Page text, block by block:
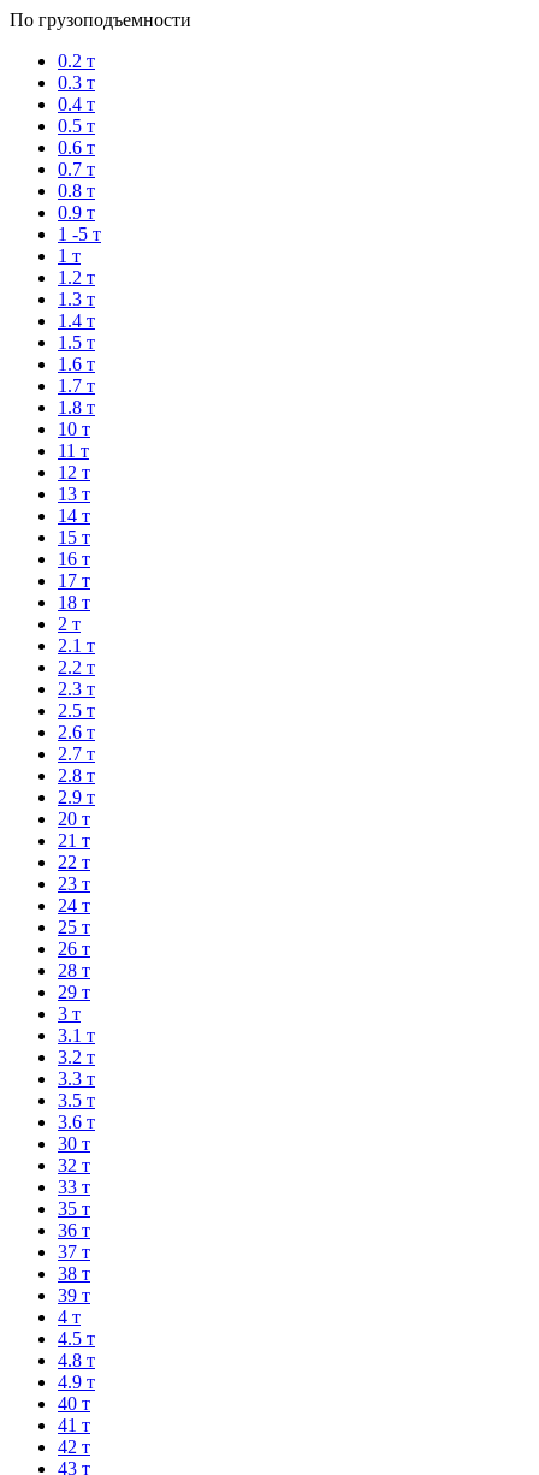
По грузоподъемности
0.2 т
0.3 т
0.4 т
0.5 т
0.6 т
0.7 т
0.8 т
0.9 т
1 -5 т
1 т
1.2 т
1.3 т
1.4 т
1.5 т
1.6 т
1.7 т
1.8 т
10 т
11 т
12 т
13 т
14 т
15 т
16 т
17 т
18 т
2 т
2.1 т
2.2 т
2.3 т
2.5 т
2.6 т
2.7 т
2.8 т
2.9 т
20 т
21 т
22 т
23 т
24 т
25 т
26 т
28 т
29 т
3 т
3.1 т
3.2 т
3.3 т
3.5 т
3.6 т
30 т
32 т
33 т
35 т
36 т
37 т
38 т
39 т
4 т
4.5 т
4.8 т
4.9 т
40 т
41 т
42 т
43 т